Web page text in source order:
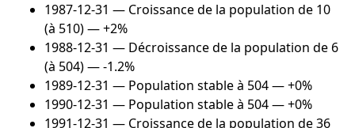
1987-12-31 — Croissance de la population de 10
(à 510) — +2%
1988-12-31 — Décroissance de la population de 6
(à 504) — -1.2%
1989-12-31 — Population stable à 504 — +0%
1990-12-31 — Population stable à 504 — +0%
1991-12-31 — Croissance de la population de 36